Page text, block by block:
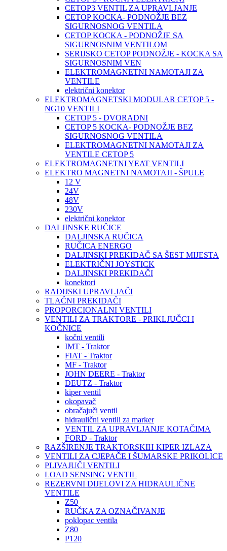
CETOP3 VENTIL ZA UPRAVLJANJE
CETOP KOCKA- PODNOŽJE BEZ
SIGURNOSNOG VENTILA
CETOP KOCKA - PODNOŽJE SA
SIGURNOSNIM VENTILOM
SERIJSKO CETOP PODNOŽJE - KOCKA SA
SIGURNOSNIM VEN
ELEKTROMAGNETNI NAMOTAJI ZA
VENTILE
električni konektor
ELEKTROMAGNETSKI MODULAR CETOP 5 -
NG10 VENTILI
CETOP 5 - DVORADNI
CETOP 5 KOCKA- PODNOŽJE BEZ
SIGURNOSNOG VENTILA
ELEKTROMAGNETNI NAMOTAJI ZA
VENTILE CETOP 5
ELEKTROMAGNETNI YEAT VENTILI
ELEKTRO MAGNETNI NAMOTAJI - ŠPULE
12 V
24V
48V
230V
električni konektor
DALJINSKE RUČICE
DALJINSKA RUČICA
RUČICA ENERGO
DALJINSKI PREKIDAČ SA ŠEST MIJESTA
ELEKTRIČNI JOYSTICK
DALJINSKI PREKIDAČI
konektori
RADIJSKI UPRAVLJAČI
TLAČNI PREKIDAČI
PROPORCIONALNI VENTILI
VENTILI ZA TRAKTORE - PRIKLJUČCI I
KOČNICE
kočni ventili
IMT - Traktor
FIAT - Traktor
MF - Traktor
JOHN DEERE - Traktor
DEUTZ - Traktor
kiper ventil
okopavač
obračajuči ventil
hidraulični ventili za marker
VENTIL ZA UPRAVLJANJE KOTAČIMA
FORD - Traktor
RAZŠIRENJE TRAKTORSKIH KIPER IZLAZA
VENTILI ZA CJEPAČE I ŠUMARSKE PRIKOLICE
PLIVAJUČI VENTILI
LOAD SENSING VENTIL
REZERVNI DIJELOVI ZA HIDRAULIČNE
VENTILE
Z50
RUČKA ZA OZNAČIVANJE
poklopac ventila
Z80
P120